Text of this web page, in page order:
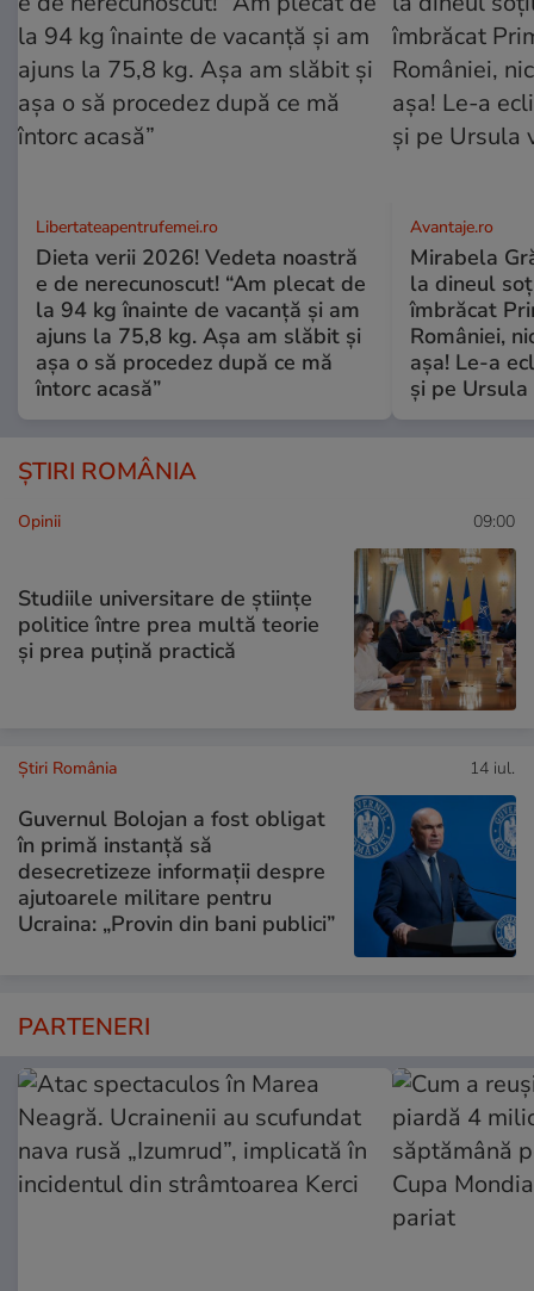
Libertateapentrufemei.ro
Dieta verii 2026! Vedeta noastră
e de nerecunoscut! “Am plecat de
la 94 kg înainte de vacanță și am
ajuns la 75,8 kg. Așa am slăbit și
așa o să procedez după ce mă
întorc acasă”
Avantaje.ro
Mirabela
la dineul
îmbrăcat
României,
așa! Le-a
și pe
ȘTIRI ROMÂNIA
Opinii 09:00
Studiile universitare de științe
politice între prea multă teorie
și prea puțină practică
Știri România 14 iul.
Guvernul Bolojan a fost obligat
în primă instanță să
desecretizeze informații despre
ajutoarele militare pentru
Ucraina: „Provin din bani publici”
PARTENERI